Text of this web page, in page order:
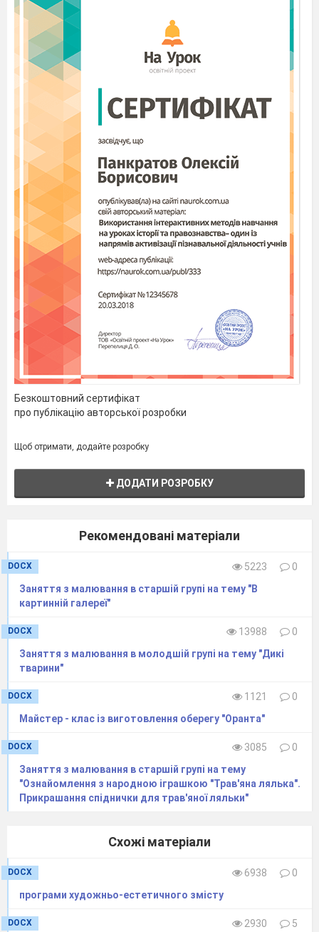
Безкоштовний сертифікат
про публікацію авторської розробки
Щоб отримати, додайте розробку
ДОДАТИ РОЗРОБКУ
Рекомендовані матеріали
DOCX 5223
0
Заняття з малювання в старшій групі на тему "В
картинній галереї"
DOCX 13988
0
Заняття з малювання в молодшій групі на тему "Дикі
тварини"
DOCX 1121
0
Майстер - клас із виготовлення оберегу "Оранта"
DOCX 3085
0
Заняття з малювання в старшій групі на тему
"Ознайомлення з народною іграшкою "Трав'яна лялька".
Прикрашання спіднички для трав'яної ляльки"
Схожі матеріали
DOCX 6938
0
програми художньо-естетичного змісту
DOCX 2930
5